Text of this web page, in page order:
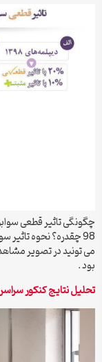
98 چقدره؟ نحوه
بود .
تحلیل نتایج کنکور سراسری ۹۷ ریاضی ،تجربی ،انسانی ،هنر